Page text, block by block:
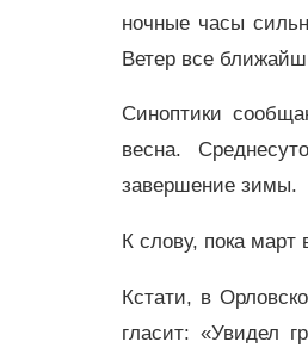
ночные часы
Ветер все
Синоптики
весна.
завершение зимы.
К слову, пока
Кстати, в
гласит: «Увидел